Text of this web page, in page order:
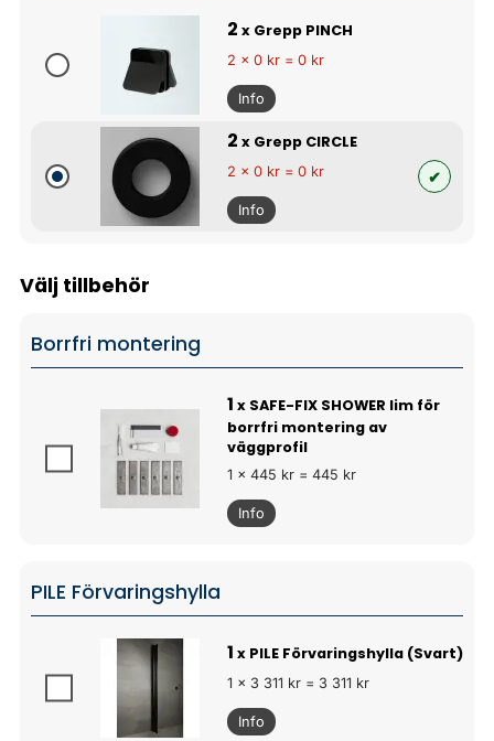
2 x Grepp PINCH
2 x 0 kr = 0 kr
Info
2 x Grepp CIRCLE
2 x 0 kr = 0 kr
Info
Välj tillbehör
Borrfri montering
1 x SAFE-FIX SHOWER lim för
borrfri montering av
väggprofil
1 x 445 kr = 445 kr
Info
PILE Förvaringshylla
1 x PILE Förvaringshylla (Svart)
1 x 3 311 kr = 3 311 kr
Info